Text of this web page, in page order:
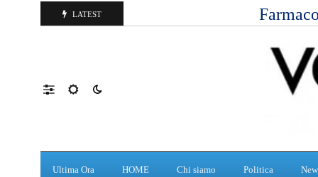
LATEST
Ultima Ora HOME Chi siamo Politica